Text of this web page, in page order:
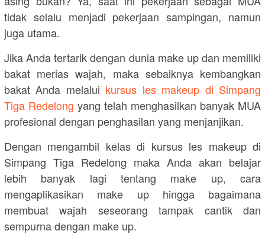
tidak selalu menjadi pekerjaan sampingan, namun
juga utama.
Jika Anda tertarik dengan dunia make up dan memiliki
bakat merias wajah, maka sebaiknya kembangkan
bakat Anda melalui kursus les makeup di Simpang
Tiga Redelong yang telah menghasilkan banyak MUA
profesional dengan penghasilan yang menjanjikan.
Dengan mengambil kelas di kursus les makeup di
Simpang Tiga Redelong maka Anda akan belajar
lebih banyak lagi tentang make up, cara
mengaplikasikan make up hingga bagaimana
membuat wajah seseorang tampak cantik dan
sempurna dengan make up.